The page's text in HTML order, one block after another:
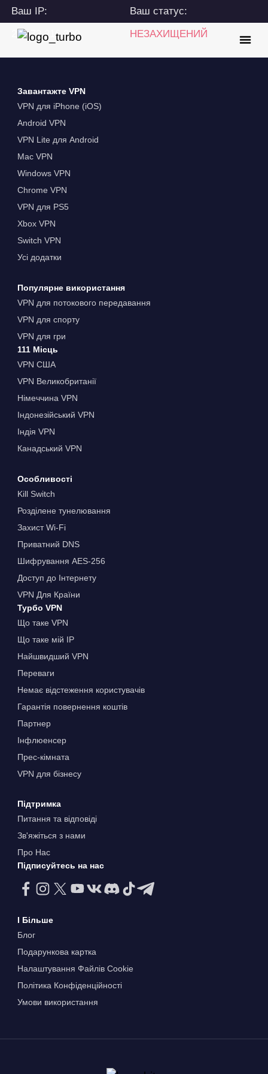
Ваш IP:
216.73.216.200
Ваш статус:
НЕЗАХИЩЕНИЙ
Завантажте VPN
VPN для iPhone (iOS)
Android VPN
VPN Lite для Android
Mac VPN
Windows VPN
Chrome VPN
VPN для PS5
Xbox VPN
Switch VPN
Усі додатки
Популярне використання
VPN для потокового передавання
VPN для спорту
VPN для гри
111 Місць
VPN США
VPN Великобританії
Німеччина VPN
Індонезійський VPN
Індія VPN
Канадський VPN
Особливості
Kill Switch
Розділене тунелювання
Захист Wi-Fi
Приватний DNS
Шифрування AES-256
Доступ до Інтернету
VPN Для Країни
Турбо VPN
Що таке VPN
Що таке мій IP
Найшвидший VPN
Переваги
Немає відстеження користувачів
Гарантія повернення коштів
Партнер
Інфлюенсер
Прес-кімната
VPN для бізнесу
Підтримка
Питання та відповіді
Зв'яжіться з нами
Про Нас
Підписуйтесь на нас
І Більше
Блог
Подарункова картка
Налаштування Файлів Сookie
Політика Конфіденційності
Умови використання